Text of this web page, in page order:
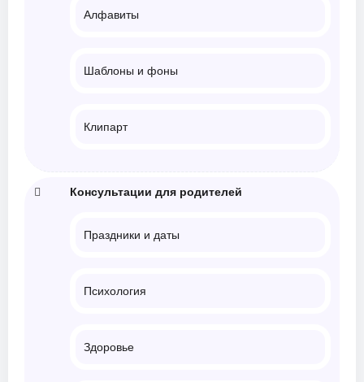
Алфавиты
Шаблоны и фоны
Клипарт
Консультации для родителей
Праздники и даты
Психология
Здоровье